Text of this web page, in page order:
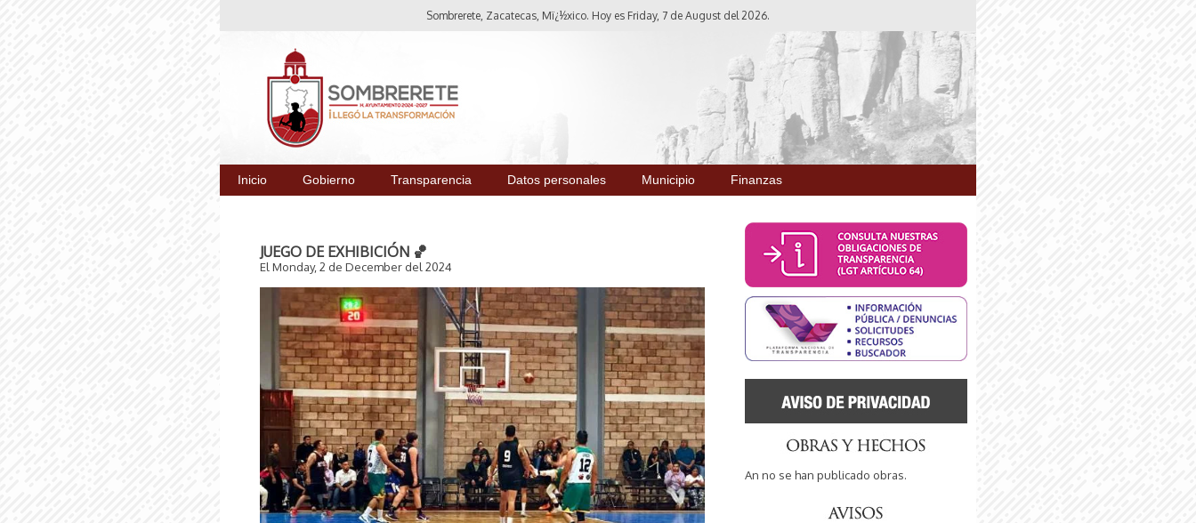
Sombrerete, Zacatecas, Mï¿½xico. Hoy es Friday, 7 de August del 2026.
Inicio Gobierno Transparencia Datos personales Municipio Finanzas
JUEGO DE EXHIBICIÓN 🏀
El Monday, 2 de December del 2024
An no se han publicado obras.